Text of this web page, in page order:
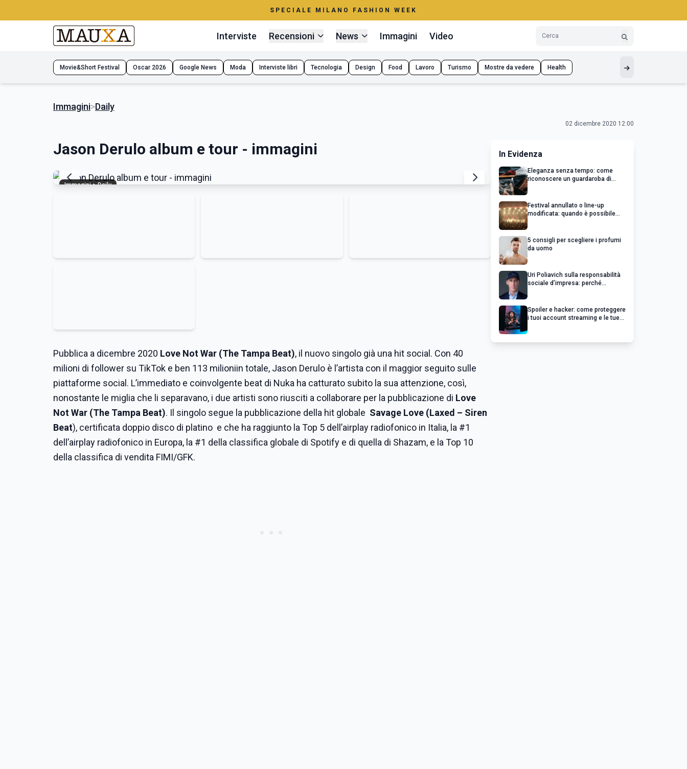
SPECIALE MILANO FASHION WEEK
Interviste Recensioni News Immagini Video
Movie&Short Festival Oscar 2026 Google News Moda Interviste libri Tecnologia Design Food Lavoro Turismo Mostre da vedere Health
Immagini>Daily
02 dicembre 2020 12:00
Jason Derulo album e tour - immagini
Immagini > Daily
Pubblica a dicembre 2020 Love Not War (The Tampa Beat), il nuovo singolo già una hit social. Con 40
milioni di follower su TikTok e ben 113 milioniin totale, Jason Derulo è l’artista con il maggior seguito sulle
piattaforme social. L’immediato e coinvolgente beat di Nuka ha catturato subito la sua attenzione, così,
nonostante le miglia che li separavano, i due artisti sono riusciti a collaborare per la pubblicazione di Love
Not War (The Tampa Beat). Il singolo segue la pubblicazione della hit globale Savage Love (Laxed – Siren
Beat), certificata doppio disco di platino e che ha raggiunto la Top 5 dell’airplay radiofonico in Italia, la #1
dell’airplay radiofonico in Europa, la #1 della classifica globale di Spotify e di quella di Shazam, e la Top 10
della classifica di vendita FIMI/GFK.
In Evidenza
Eleganza senza tempo: come
riconoscere un guardaroba di
Festival annullato o line-up
modificata: quando è possibile
5 consigli per scegliere i profumi
da uomo
Uri Poliavich sulla responsabilità
sociale d’impresa: perché
Spoiler e hacker: come proteggere
i tuoi account streaming e le tue